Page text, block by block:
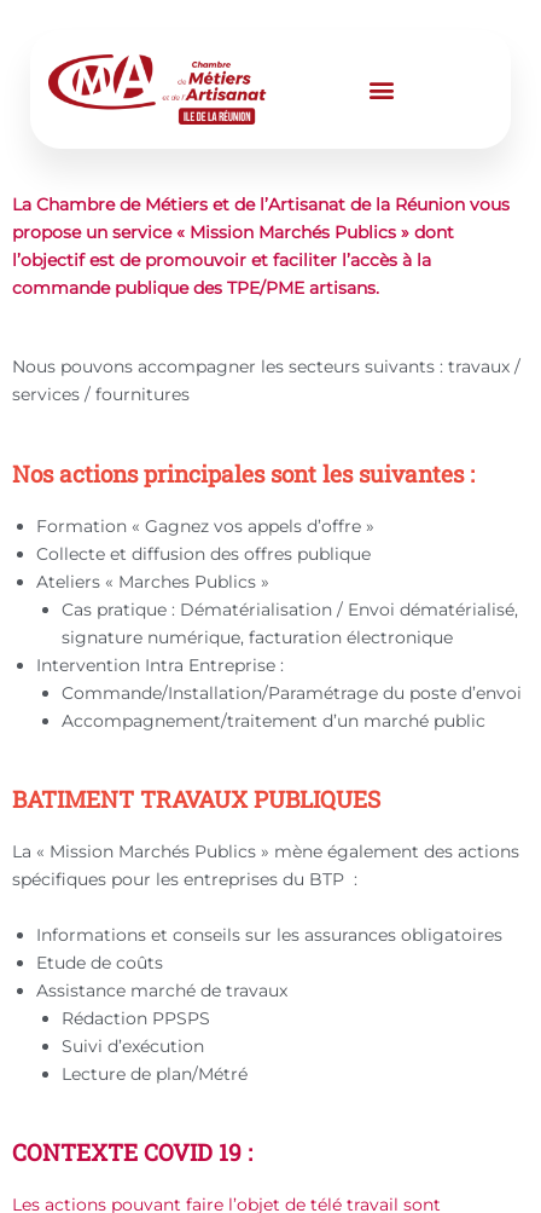
contenu
La Chambre de Métiers et de l’Artisanat de la Réunion vous
propose un service « Mission Marchés Publics » dont
l’objectif est de promouvoir et faciliter l’accès à la
commande publique des TPE/PME artisans.
Nous pouvons accompagner les secteurs suivants : travaux /
services / fournitures
Nos actions principales sont les suivantes :
Formation « Gagnez vos appels d’offre »
Collecte et diffusion des offres publique
Ateliers « Marches Publics »
Cas pratique : Dématérialisation / Envoi dématérialisé,
signature numérique, facturation électronique
Intervention Intra Entreprise :
Commande/Installation/Paramétrage du poste d’envoi
Accompagnement/traitement d’un marché public
BATIMENT TRAVAUX PUBLIQUES
La « Mission Marchés Publics » mène également des actions
spécifiques pour les entreprises du BTP :
Informations et conseils sur les assurances obligatoires
Etude de coûts
Assistance marché de travaux
Rédaction PPSPS
Suivi d’exécution
Lecture de plan/Métré
CONTEXTE COVID 19 :
Les actions pouvant faire l’objet de télé travail sont